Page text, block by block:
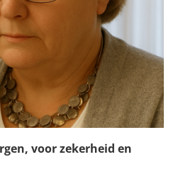
voor zekerheid en